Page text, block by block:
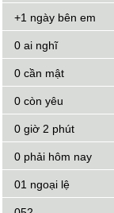
+1 ngày bên em
0 ai nghĩ
0 cần mật
0 còn yêu
0 giờ 2 phút
0 phải hôm nay
01 ngoại lệ